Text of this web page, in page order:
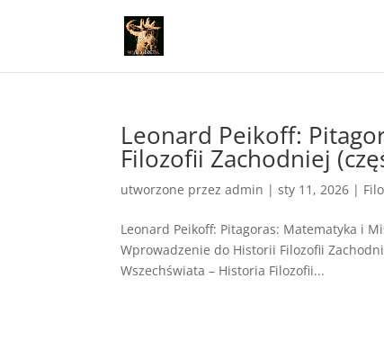
Leonard Peikoff:
Filozofii Zachodniej
utworzone przezadmin |sty 11, 2026 |
Leonard Peikoff: Pitagoras: Matematyka i
Wprowadzenie do Historii Filozofii
Wszechświata – Historia Filozofii...